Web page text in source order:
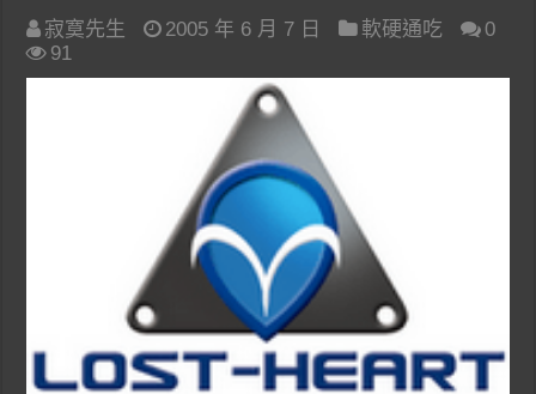
寂寞先生 2005 年 6 月 7 日 軟硬通吃
0
91